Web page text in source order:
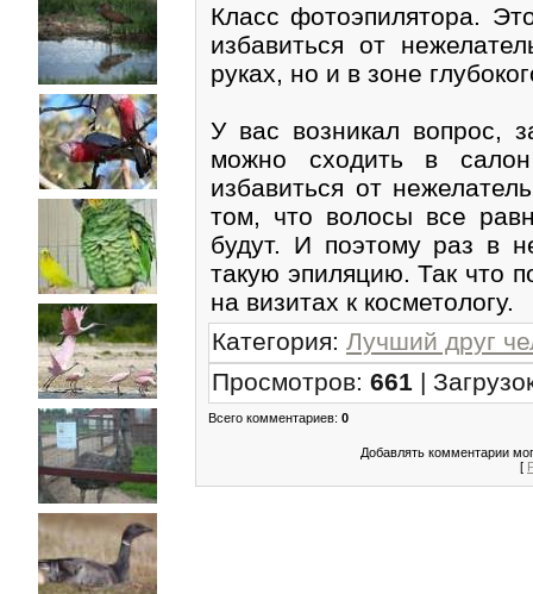
Класс фотоэпилятора.
избавиться от
руках, но и в зоне
У вас возникал вопрос,
можно сходить в
избавиться от
том, что волосы все
будут. И поэтому раз в
такую эпиляцию. Так что
на визитах к косметологу.
Категория: Лучший друг
Просмотров: 661 |
Всего комментариев: 0
Добавлять комментарии
[